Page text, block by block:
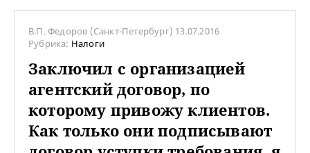
В.П. Федоров (Санкт-Петербург) 13.07.2016
Рубрика: Налоги
Заключил с организацией
агентский договор, по
которому привожу клиентов.
Как только они подписывают